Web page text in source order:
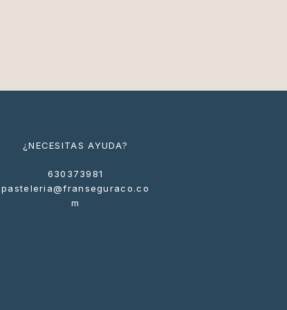
¿NECESITAS AYUDA?
630373981
pasteleria@franseguraco.co
m